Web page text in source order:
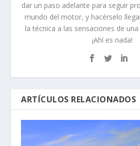
dar un paso adelante para seguir
mundo del motor, y hacérselo
la técnica a las sensaciones de
¡Ahí es nada!
ARTÍCULOS RELACIONADOS